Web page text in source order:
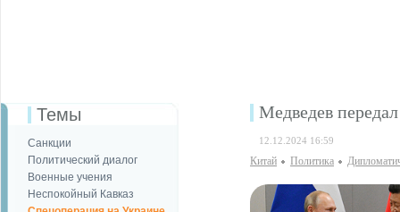
Темы
Санкции
Политический диалог
Военные учения
Неспокойный Кавказ
Медведев
12.12.2024 16:59
Китай Политика